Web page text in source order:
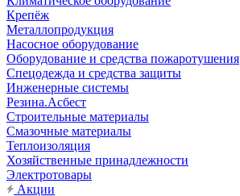
Крепёж
Металлопродукция
Насосное оборудование
Оборудование и средства пожаротушения
Спецодежда и средства защиты
Инженерные системы
Резина.Асбест
Строительные материалы
Смазочные материалы
Теплоизоляция
Хозяйственные принадлежности
Электротовары
Акции